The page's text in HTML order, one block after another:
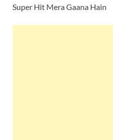
Super Hit Mera Gaana Hain